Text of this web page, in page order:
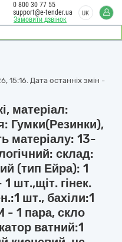
Замовити дзвінок
0 800 30 77 55
support@e-tender.ua
UK
Дата останніх змін -
матеріал:
Гумки(Резинки),
матеріалу: 13-
склад:
(тип Ейра): 1
шт.,щіт. гінек.
шт., бахіли:1
- 1 пара, скло
ватний:1